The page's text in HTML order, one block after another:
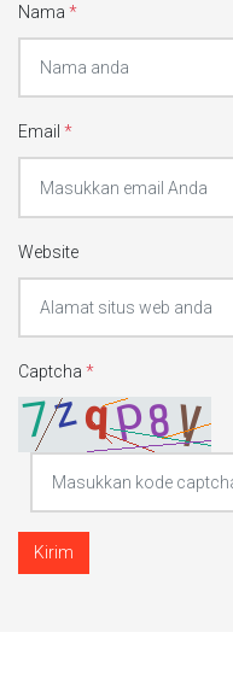
Nama *
Email *
Website
Captcha *
Kirim